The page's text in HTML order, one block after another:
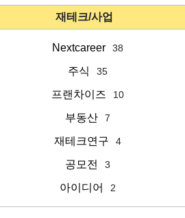
재테크/사업
Nextcareer 38
주식 35
프랜차이즈 10
부동산 7
재테크연구 4
공모전 3
아이디어 2